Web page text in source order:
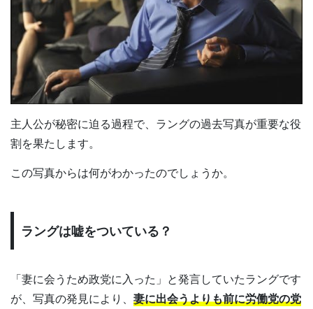
主人公が秘密に迫る過程で、ラングの過去写真が重要な役
割を果たします。
この写真からは何がわかったのでしょうか。
ラングは嘘をついている？
「妻に会うため政党に入った」と発言していたラングです
が、写真の発見により、 妻に出会うよりも前に労働党の党